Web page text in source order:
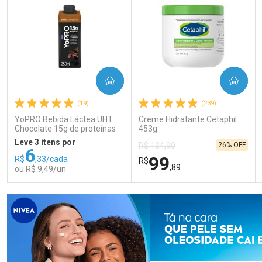
(19)
YoPRO Bebida Láctea UHT
Chocolate 15g de proteínas
250ml
Leve 3 itens por
R$6,33/cada
ou R$ 9,49/un
COMPRAR
FECHAR
Laboratório
FECHAR
Por Menos
(239)
Creme Hidratante Cetaphil
453g
R$ 134,90
R$99,89
26% OFF
COMPRAR
Laboratório
Por Menos